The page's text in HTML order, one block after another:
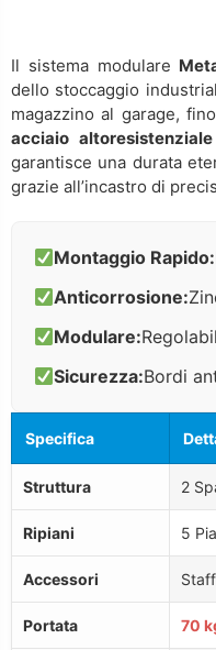
Il sistema modulare
dello stoccaggio
magazzino al garage,
acciaio
garantisce una durata
grazie all’incastro di
Montaggio Rapido:
Anticorrosione:
Modulare:
Sicurezza:Bordi
Specifica
Struttura 2
Ripiani 5
Accessori
Portata 70